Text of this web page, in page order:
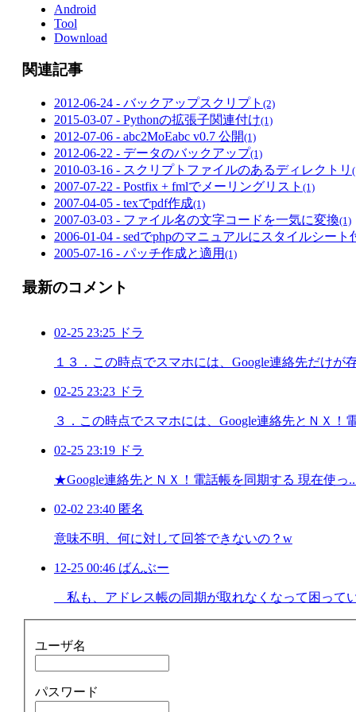
Android
Tool
Download
関連記事
2012-06-24 - バックアップスクリプト (2)
2015-03-07 - Pythonの拡張子関連付け(1)
2012-07-06 - abc2MoEabc v0.7 公開(1)
2012-06-22 - データのバックアップ(1)
2010-03-16 - スクリプトファイルのあるディレクトリ
2007-07-22 - Postfix + fmlでメーリングリスト (1)
2007-04-05 - texでpdf作成(1)
2007-03-03 - ファイル名の文字コードを一気に変換(1)
2006-01-04 - sedでphpのマニュアルにスタイルシート
2005-07-16 - パッチ作成と適用 (1)
最新のコメント
02-25 23:25 ドラ
１３．この時点でスマホには、Google連絡先だけが
02-25 23:23 ドラ
３．この時点でスマホには、Google連絡先とＮＸ！
02-25 23:19 ドラ
★Google連絡先とＮＸ！電話帳を同期する 現在使っ
02-02 23:40 匿名
意味不明、何に対して回答できないの？w
12-25 00:46 ばんぶー
私も、アドレス帳の同期が取れなくなって困って
ユーザ名
パスワード